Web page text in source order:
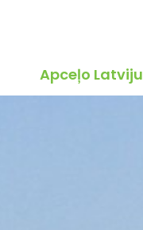
Apceļo Latviju